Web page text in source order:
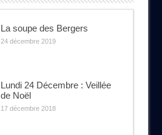
La soupe des Bergers
24 décembre 2019
Lundi 24 Décembre : Veillée
de Noël
17 décembre 2018